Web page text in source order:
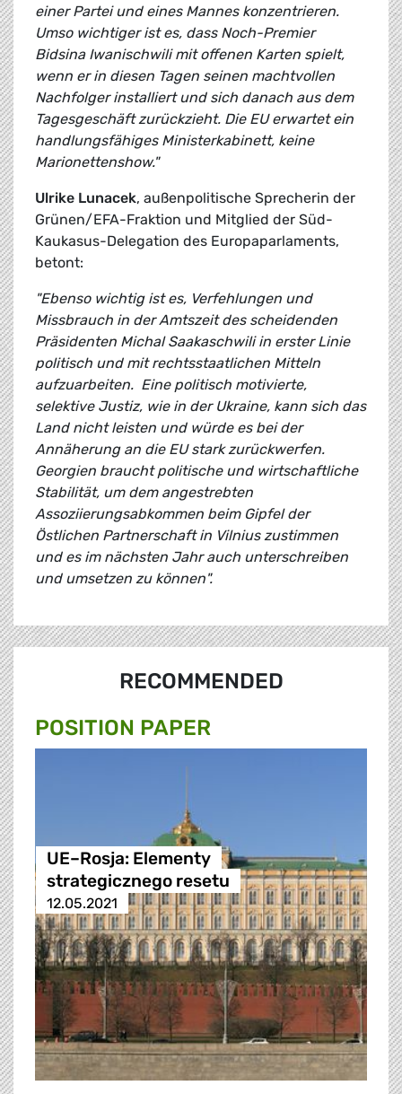
einer Partei und eines Mannes konzentrieren.
Umso wichtiger ist es, dass Noch-Premier
Bidsina Iwanischwili mit offenen Karten spielt,
wenn er in diesen Tagen seinen machtvollen
Nachfolger installiert und sich danach aus dem
Tagesgeschäft zurückzieht. Die EU erwartet ein
handlungsfähiges Ministerkabinett, keine
Marionettenshow."
Ulrike Lunacek, außenpolitische Sprecherin der
Grünen/EFA-Fraktion und Mitglied der Süd-
Kaukasus-Delegation des Europaparlaments,
betont:
"Ebenso wichtig ist es, Verfehlungen und
Missbrauch in der Amtszeit des scheidenden
Präsidenten Michal Saakaschwili in erster Linie
politisch und mit rechtsstaatlichen Mitteln
aufzuarbeiten. Eine politisch motivierte,
selektive Justiz, wie in der Ukraine, kann sich das
Land nicht leisten und würde es bei der
Annäherung an die EU stark zurückwerfen.
Georgien braucht politische und wirtschaftliche
Stabilität, um dem angestrebten
Assoziierungsabkommen beim Gipfel der
Östlichen Partnerschaft in Vilnius zustimmen
und es im nächsten Jahr auch unterschreiben
und umsetzen zu können".
RECOMMENDED
POSITION PAPER
UE–Rosja: Elementy
strategicznego resetu
12.05.2021